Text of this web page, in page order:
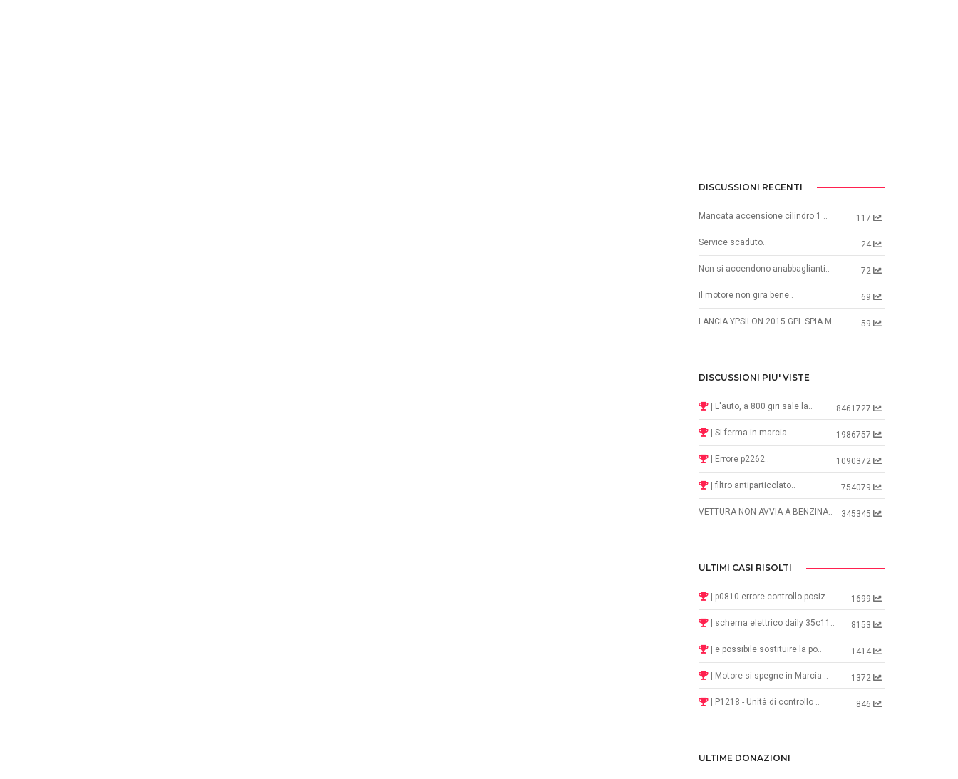
DISCUSSIONI RECENTI
Mancata accensione cilindro 1 .. 117
Service scaduto.. 24
Non si accendono anabbaglianti.. 72
Il motore non gira bene.. 69
LANCIA YPSILON 2015 GPL SPIA M.. 59
DISCUSSIONI PIU' VISTE
| L'auto, a 800 giri sale la.. 8461727
| Si ferma in marcia.. 1986757
| Errore p2262.. 1090372
| filtro antiparticolato.. 754079
VETTURA NON AVVIA A BENZINA.. 345345
ULTIMI CASI RISOLTI
| p0810 errore controllo posiz.. 1699
| schema elettrico daily 35c11.. 8153
| e possibile sostituire la po.. 1414
| Motore si spegne in Marcia .. 1372
| P1218 - Unità di controllo .. 846
ULTIME DONAZIONI